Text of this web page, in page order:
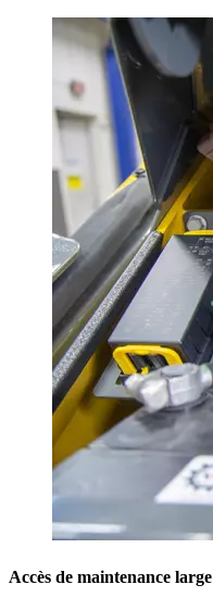
Accès de maintenance large